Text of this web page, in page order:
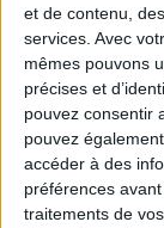
et de contenu,
services. Avec
mêmes pouvons
précises et
pouvez consentir
pouvez
accéder à des
préférences
traitements de
Je